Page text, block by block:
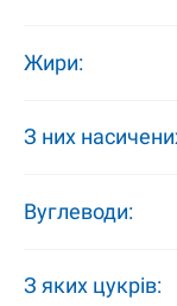
Жири:
З них
Вуглеводи:
З яких цукрів: